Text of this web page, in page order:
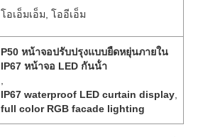
โอเอ็มเอ็ม, โออีเอ็ม
P50 หน้าจอปรับปรุงแบบยืดหยุ่นภายใน
IP67 หน้าจอ LED กันน้ํา
IP67 waterproof LED curtain display
full color RGB facade lighting